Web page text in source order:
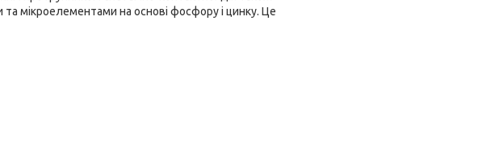
мікроелементами на основі фосфору і цинку. Це